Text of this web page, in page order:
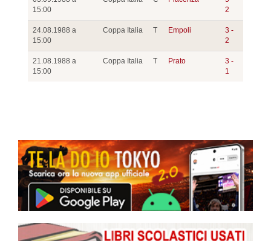
15:00
2
24.08.1988 a
15:00
Coppa Italia T Empoli
3 -
2
21.08.1988 a
15:00
Coppa Italia T Prato
3 -
1